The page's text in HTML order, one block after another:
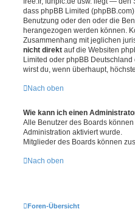
dass phpBB Limited
Benutzung oder den oder die
herangezogen werden können.
Zusammenhang mit jeglichen
nicht direkt auf die Websiten
Limited oder phpBB Deutschland
wirst du, wenn überhaupt,
Nach oben
Wie kann ich einen
Alle Benutzer des Boards
Administration aktiviert wurde.
Mitglieder des Boards können
Nach oben
Foren-Übersicht